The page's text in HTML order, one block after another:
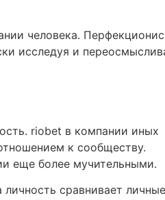
человека.
исследуя и
riobet в компании иных
к сообществу.
еще более мучительными.
сравнивает личные